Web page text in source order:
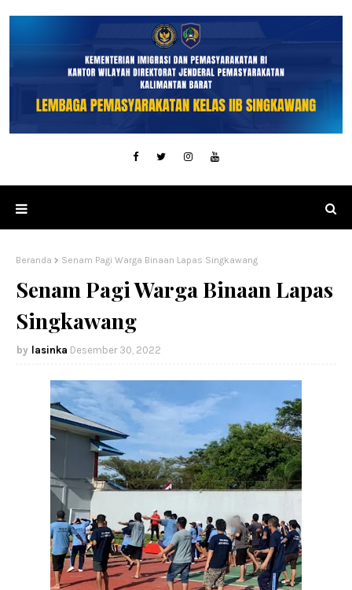
Beranda Senam Pagi Warga Binaan Lapas Singkawang
Senam Pagi Warga Binaan Lapas
Singkawang
lasinka Desember 30, 2022